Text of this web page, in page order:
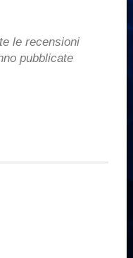
le recensioni
pubblicate